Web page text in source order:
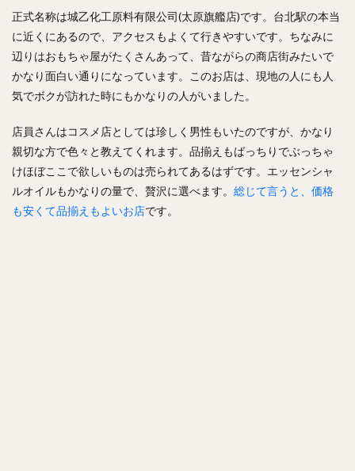
正式名称は城乙化工原料有限公司(太原旗艦店)です。台北駅の本当
に近くにあるので、アクセスもよくて行きやすいです。ちなみに
辺りはおもちゃ屋がたくさんあって、昔ながらの商店街みたいで
かなり面白い通りになっています。このお店は、現地の人にも人
気でボクが訪れた時にもかなりの人がいました。
店員さんはコスメ店としては珍しく男性もいたのですが、かなり
親切な方で色々と教えてくれます。品揃えもばっちりでぶっちゃ
けほぼここで欲しいものは売られてあるはずです。エッセンシャ
ルオイルもかなりの量で、贅沢に選べます。 総じて言うと、価格
も安くて品揃えもよいお店です。